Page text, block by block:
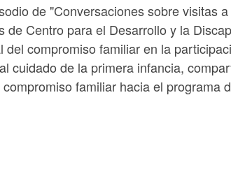
de "Conversaciones sobre visitas
de Centro para el Desarrollo y la
del compromiso familiar en la
cuidado de la primera infancia,
familiar hacia el programa